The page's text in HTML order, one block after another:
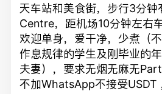
天车站和美食街，步行3分
Centre，距机场10分钟左右车
欢迎单身，爱干净，少煮（
作息规律的学生及刚毕业的
夫妻），要求无烟无麻无
不加WhatsApp不接受USDT